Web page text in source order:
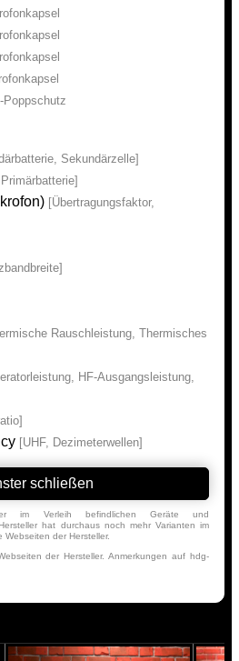
Poppschutz
Sekundärzelle]
[Übertragungsfaktor,
Rauschleistung, Thermisches
HF-Ausgangsleistung,
[UHF, Dezimeterwellen]
schließen
der im Verleih befindlichen Geräte und
hat durchaus noch mehr Varianten im
der Hersteller.
der Hersteller. Anmerkungen auf hdg-